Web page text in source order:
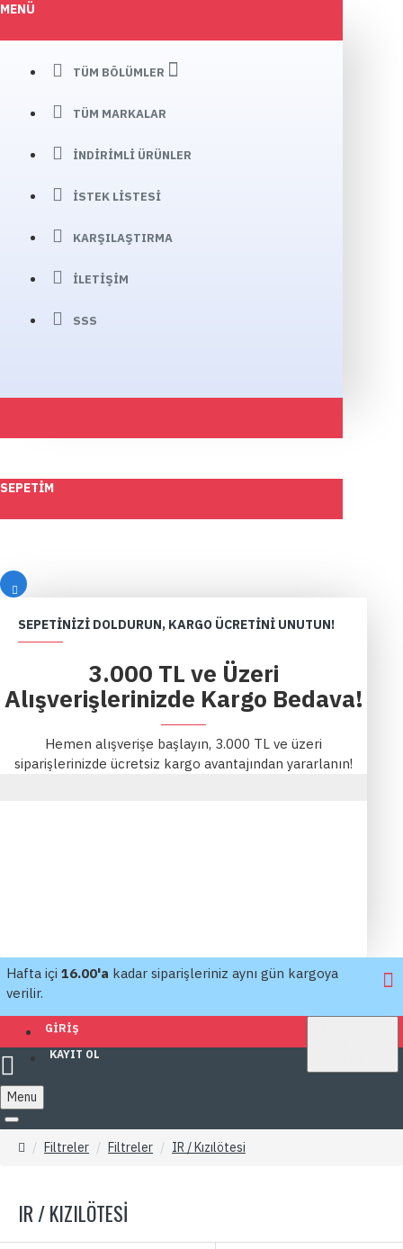
MENÜ
TÜM BÖLÜMLER
TÜM MARKALAR
İNDIRIMLI ÜRÜNLER
İSTEK LISTESI
KARŞILAŞTIRMA
İLETIŞIM
SSS
SEPETIM
SEPETINIZI DOLDURUN, KARGO ÜCRETINI UNUTUN!
3.000 TL ve Üzeri
Alışverişlerinizde Kargo Bedava!
Hemen alışverişe başlayın, 3.000 TL ve üzeri
siparişlerinizde ücretsiz kargo avantajından yararlanın!
Hafta içi 16.00'a kadar siparişleriniz aynı gün kargoya
verilir.
GIRIŞ
KAYIT OL
Menu
Filtreler Filtreler IR / Kızılötesi
IR / KIZILÖTESI